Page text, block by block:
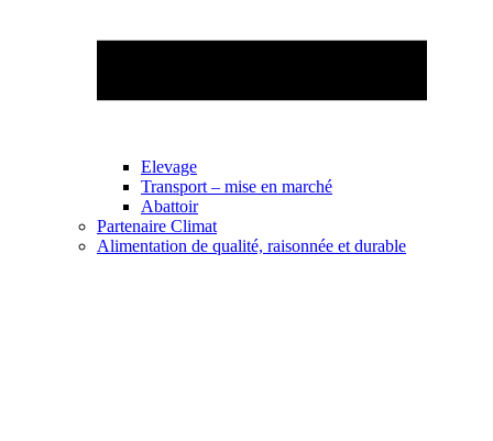
Elevage
Transport – mise en marché
Abattoir
Partenaire Climat
Alimentation de qualité, raisonnée et durable